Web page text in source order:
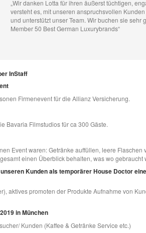
„Wir danken Lotta für ihren äußerst tüchtigen,
versteht es, mit unseren anspruchsvollen
und unterstützt unser Team. Wir buchen sie sehr
Member 50 Best German Luxurybrands“
InStaff
Firmenevent für die Allianz Versicherung.
Bavaria Filmstudios für ca 300 Gäste.
Event waren: Getränke auffüllen, leere Flaschen
einen Überblick behalten, was wo gebraucht
Kunden als temporärer House Doctor
aktives promoten der Produkte Aufnahme von
in München
Kunden (Kaffee & Getränke Service etc.)